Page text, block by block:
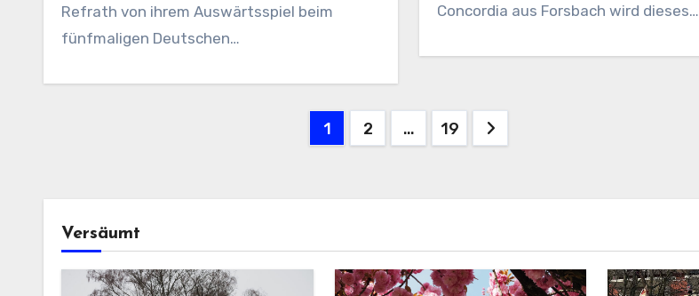
Refrath von ihrem Auswärtsspiel beim
fünfmaligen Deutschen…
Concordia aus Forsbach wird dieses…
Seitennummerierung
1 2 … 19
Versäumt